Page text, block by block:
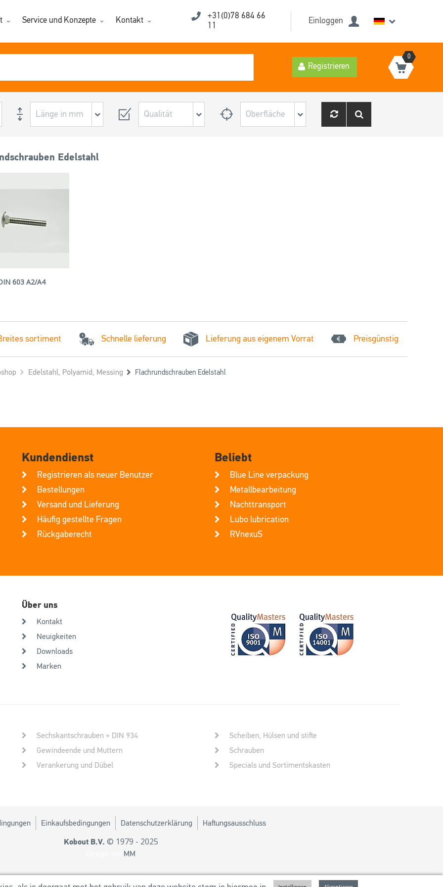
Service und Konzepte Kontakt
+31(0)78 684 66
11
Einloggen
Registrieren
0
Edelstahl
603 A2/A4
sortiment Schnelle lieferung Lieferung aus eigenem Vorrat Preisgünstig
Edelstahl, Polyamid, Messing Flachrundschrauben Edelstahl
Kundendienst
Registrieren als neuer Benutzer
Bestellungen
Versand und Lieferung
Häufig gestellte Fragen
Rückgaberecht
Beliebt
Blue Line verpackung
Metallbearbeitung
Nachttransport
Lubo lubrication
RVnexuS
Über uns
Kontakt
Neuigkeiten
Downloads
Marken
Sechskantschrauben + DIN 934
Gewindeende und Muttern
Verankerung und Dübel
Scheiben, Hülsen und stifte
Schrauben
Specials und Sortimentskasten
Einkaufsbedingungen Datenschutzerklärung Haftungsausschluss
Kobout B.V. © 1979 - 2025
MM